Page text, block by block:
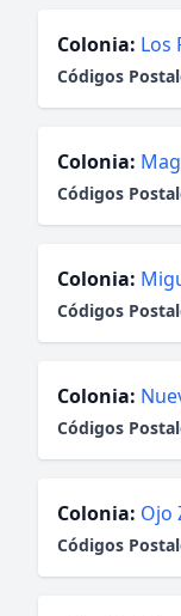
Colonia: Los
Códigos
Colonia:
Códigos
Colonia:
Códigos
Colonia:
Códigos
Colonia: Ojo
Códigos